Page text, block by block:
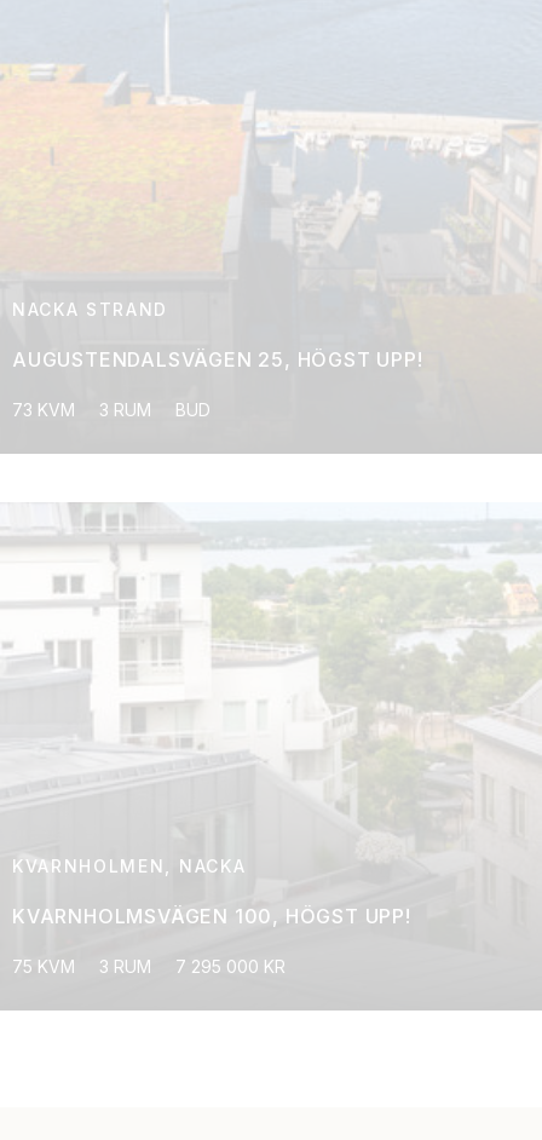
NACKA STRAND
AUGUSTENDALSVÄGEN 25, HÖGST UPP!
73 KVM 3 RUM BUD
KVARNHOLMEN, NACKA
KVARNHOLMSVÄGEN 100, HÖGST UPP!
75 KVM 3 RUM 7 295 000 KR